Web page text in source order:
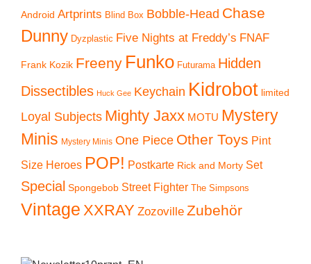
Android Artprints Blind Box Bobble-Head Chase
Dunny Dyzplastic Five Nights at Freddy’s FNAF
Frank Kozik Freeny Funko Futurama Hidden
Dissectibles Huck Gee Keychain Kidrobot limited
Loyal Subjects Mighty Jaxx MOTU Mystery
Minis Mystery Minis One Piece Other Toys Pint
Size Heroes POP! Postkarte Rick and Morty Set
Special Spongebob Street Fighter The Simpsons
Vintage XXRAY Zozoville Zubehör